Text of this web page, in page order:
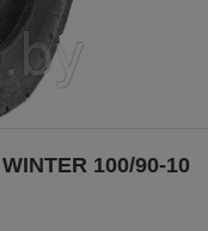
100/90-10